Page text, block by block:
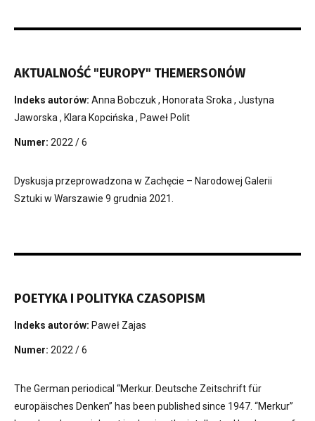
AKTUALNOŚĆ "EUROPY" THEMERSONÓW
Indeks autorów: Anna Bobczuk, Honorata Sroka, Justyna
Jaworska, Klara Kopcińska, Paweł Polit
Numer: 2022 / 6
Dyskusja przeprowadzona w Zachęcie – Narodowej Galerii
Sztuki w Warszawie 9 grudnia 2021.
POETYKA I POLITYKA CZASOPISM
Indeks autorów: Paweł Zajas
Numer: 2022 / 6
The German periodical “Merkur. Deutsche Zeitschrift für
europäisches Denken” has been published since 1947. “Merkur”